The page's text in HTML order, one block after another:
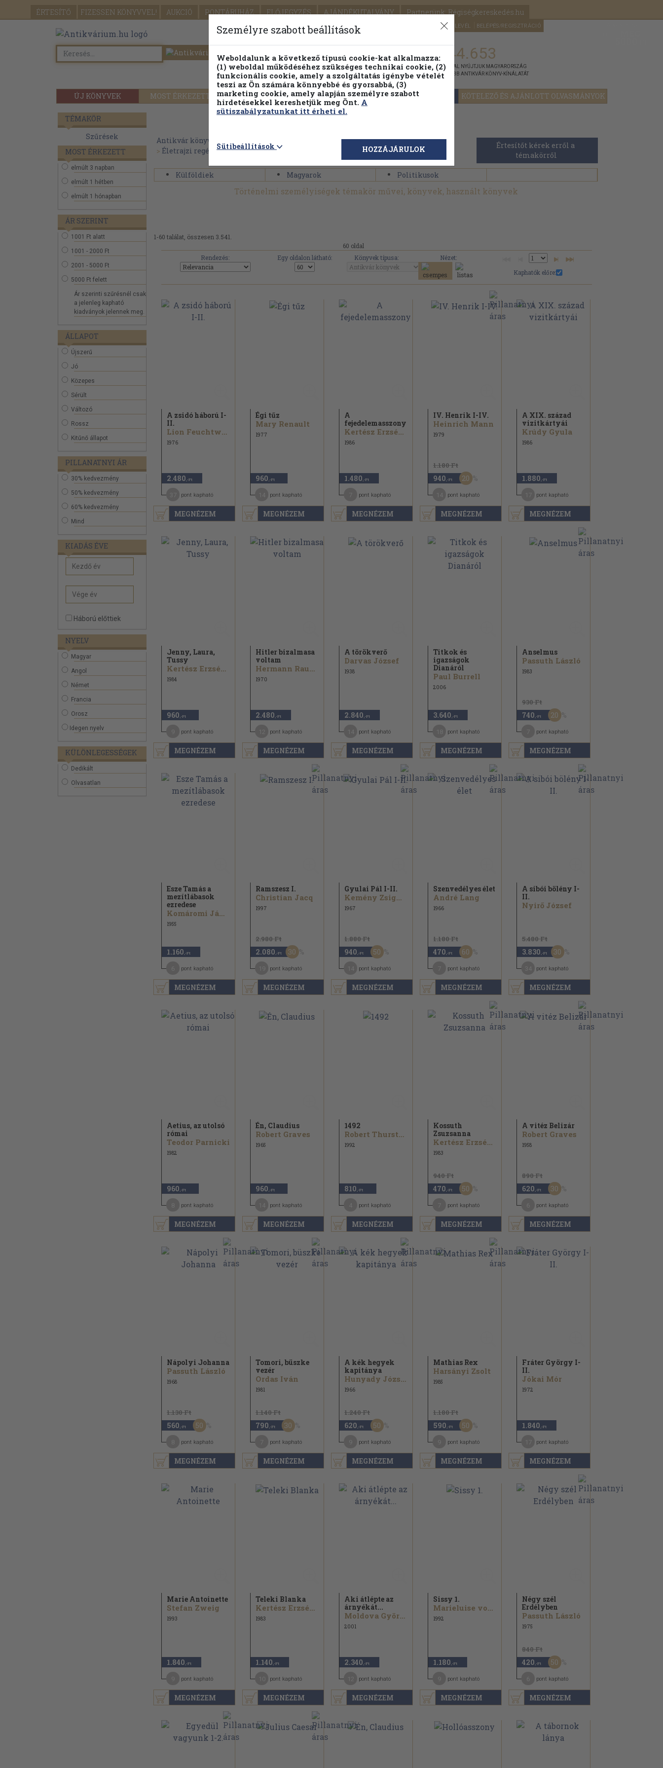
ÉRTESÍTŐ FIZESSEN KÖNYVVEL! AUKCIÓ PONTÁRUHÁZ ELŐJEGYZÉS AJÁNDÉKUTALVÁNY Partnerünk: Régiségkereskedés.hu
SEGÍTSÉG HÍRLEVÉL BELÉPÉS/REGISZTRÁCIÓ
ÚJ KÖNYVEK MOST ÉRKEZETT PILLANATNYI ÁRAINK FENNTARTHATÓ OLVASMÁNYOK KÖTELEZŐ ÉS AJÁNLOTT OLVASMÁNYOK
Részletes kereső Témaköri fa 1.144.653
KIADVÁNNYAL NYÚJTJUK MAGYARORSZÁG
LEGNAGYOBB ANTIKVÁR KÖNYV-KÍNÁLATÁT
TÉMAKÖR
Szűrések
MOST ÉRKEZETT
elmúlt 3 napban
elmúlt 1 hétben
elmúlt 1 hónapban
ÁR SZERINT
1001 Ft alatt
1001 - 2000 Ft
2001 - 5000 Ft
5000 Ft felett
Ár szerinti szűrésnél csak
a jelenleg kapható
kiadványok jelennek meg.
ÁLLAPOT
Újszerű
Jó
Közepes
Sérült
Változó
Rossz
Kitűnő állapot
PILLANATNYI ÁR
30% kedvezmény
50% kedvezmény
60% kedvezmény
Mind
KIADÁS ÉVE
Háború előttiek
NYELV
Magyar
Angol
Német
Francia
Orosz
Idegen nyelv
KÜLÖNLEGESSÉGEK
Dedikált
Olvasatlan
Antikvár könyvek Regény, novella, elbeszélés>Tartalom szerint
> Életrajzi regények>Történelmi személyiségek
Értesítőt kérek erről a
témakörről
Külföldiek Magyarok Politikusok
Történelmi személyiségek témakör művei, könyvek, használt könyvek
1-60 találat, összesen 3.541.
60 oldal
Rendezés:
Egy oldalon látható: Könyvek típusa:
Nézet:
Kaphatók előre:
MEGNÉZEM
A zsidó háború I-
II.
Lion Feuchtwanger
1976
2.480 ,-Ft
pont kapható
MEGNÉZEM
Égi tűz
Mary Renault
1977
960 ,-Ft
pont kapható
MEGNÉZEM
A
fejedelemasszony
Kertész Erzsébet
1986
1.480 ,-Ft
pont kapható
MEGNÉZEM
IV. Henrik I-IV.
Heinrich Mann
1979
1.180 Ft
940 ,-Ft 20
pont kapható
MEGNÉZEM
A XIX. század
vizitkártyái
Krúdy Gyula
1986
1.880 ,-Ft
pont kapható
MEGNÉZEM
Jenny, Laura,
Tussy
Kertész Erzsébet
1984
960 ,-Ft
pont kapható
MEGNÉZEM
Hitler bizalmasa
voltam
Hermann Rauschning
1970
2.480 ,-Ft
pont kapható
MEGNÉZEM
A törökverő
Darvas József
1938
2.840 ,-Ft
pont kapható
MEGNÉZEM
Titkok és
igazságok
Dianáról
Paul Burrell
2006
3.640 ,-Ft
pont kapható
MEGNÉZEM
Anselmus
Passuth László
1983
930 Ft
740 ,-Ft 20
pont kapható
MEGNÉZEM
Esze Tamás a
mezítlábasok
ezredese
Komáromi János
1955
1.160 ,-Ft
pont kapható
MEGNÉZEM
Ramszesz I.
Christian Jacq
1997
2.980 Ft
2.080 ,-Ft 30
pont kapható
MEGNÉZEM
Gyulai Pál I-II.
Kemény Zsigmond
1967
1.880 Ft
940 ,-Ft 50
pont kapható
MEGNÉZEM
Szenvedélyes élet
André Lang
1966
1.180 Ft
470 ,-Ft 60
pont kapható
MEGNÉZEM
A sibói bölény I-
II.
Nyirő József
5.480 Ft
3.830 ,-Ft 30
pont kapható
MEGNÉZEM
Aetius, az utolsó
római
Teodor Parnicki
1982
960 ,-Ft
pont kapható
MEGNÉZEM
Én, Claudius
Robert Graves
1965
960 ,-Ft
pont kapható
MEGNÉZEM
1492
Robert Thurston
1992
810 ,-Ft
pont kapható
MEGNÉZEM
Kossuth
Zsuzsanna
Kertész Erzsébet
1983
940 Ft
470 ,-Ft 50
pont kapható
MEGNÉZEM
A vitéz Belizár
Robert Graves
1958
890 Ft
620 ,-Ft 30
pont kapható
MEGNÉZEM
Nápolyi Johanna
Passuth László
1968
1.130 Ft
560 ,-Ft 50
pont kapható
MEGNÉZEM
Tomori, büszke
vezér
Ordas Iván
1981
1.140 Ft
790 ,-Ft 30
pont kapható
MEGNÉZEM
A kék hegyek
kapitánya
Hunyady József
1966
1.240 Ft
620 ,-Ft 50
pont kapható
MEGNÉZEM
Mathias Rex
Harsányi Zsolt
1985
1.180 Ft
590 ,-Ft 50
pont kapható
MEGNÉZEM
Fráter György I-
II.
Jókai Mór
1972
1.840 ,-Ft
pont kapható
MEGNÉZEM
Marie Antoinette
Stefan Zweig
1993
1.840 ,-Ft
pont kapható
MEGNÉZEM
Teleki Blanka
Kertész Erzsébet
1983
1.140 ,-Ft
pont kapható
MEGNÉZEM
Aki átlépte az
árnyékát...
Moldova György
2001
2.340 ,-Ft
pont kapható
MEGNÉZEM
Sissy 1.
Marieluise von Ingenheim
1992
1.180 ,-Ft
pont kapható
MEGNÉZEM
Négy szél
Erdélyben
Passuth László
1975
840 Ft
420 ,-Ft 50
pont kapható
Személyre szabott beállítások
Weboldalunk a következő típusú cookie-kat alkalmazza:
(1) weboldal működéséhez szükséges technikai cookie, (2)
funkcionális cookie, amely a szolgáltatás igénybe vételét
teszi az Ön számára könnyebbé és gyorsabbá, (3)
marketing cookie, amely alapján személyre szabott
hirdetésekkel kereshetjük meg Önt. A
sütiszabályzatunkat itt érheti el.
Sütibeállítások HOZZÁJÁRULOK